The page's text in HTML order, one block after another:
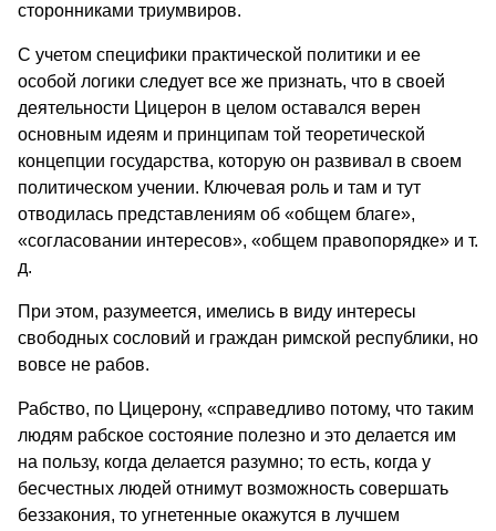
сторонниками триумвиров.
С учетом специфики практической политики и ее
особой логики следует все же признать, что в своей
деятельности Цицерон в целом оставался верен
основным идеям и принципам той теоретической
концепции государства, которую он развивал в своем
политическом учении. Ключевая роль и там и тут
отводилась представлениям об «общем благе»,
«согласовании интересов», «общем правопорядке» и т.
д.
При этом, разумеется, имелись в виду интересы
свободных сословий и граждан римской республики, но
вовсе не рабов.
Рабство, по Цицерону, «справедливо потому, что таким
людям рабское состояние полезно и это делается им
на пользу, когда делается разумно; то есть, когда у
бесчестных людей отнимут возможность совершать
беззакония, то угнетенные окажутся в лучшем